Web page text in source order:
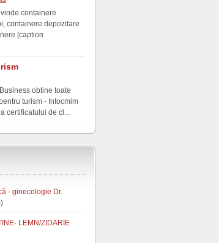
containere
containere depozitare
[caption
obtine toate
turism - Intocmim
certificatului de cl...
- ginecologie Dr.
LEMN/ZIDARIE